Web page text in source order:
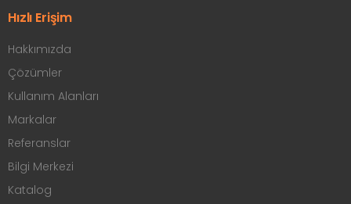
Hızlı Erişim
Hakkımızda
Çözümler
Kullanım Alanları
Markalar
Referanslar
Bilgi Merkezi
Katalog